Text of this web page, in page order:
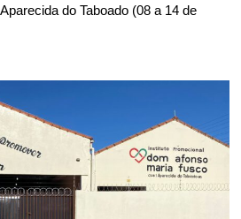
do Taboado (08 a 14 de